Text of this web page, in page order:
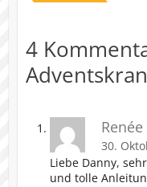
4
30.
Liebe Danny,
und tolle